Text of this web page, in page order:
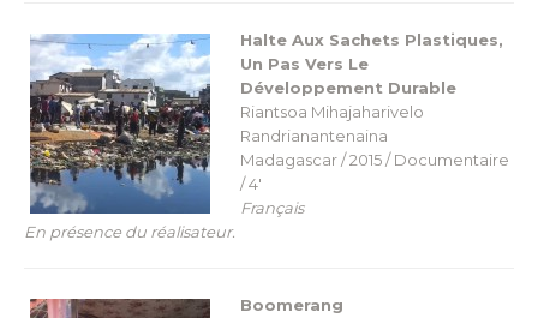
Halte Aux Sachets Plastiques,
Un Pas Vers Le
Développement Durable
Riantsoa Mihajaharivelo
Randrianantenaina
Madagascar / 2015 / Documentaire
/ 4′
Français
En présence du réalisateur.
Boomerang